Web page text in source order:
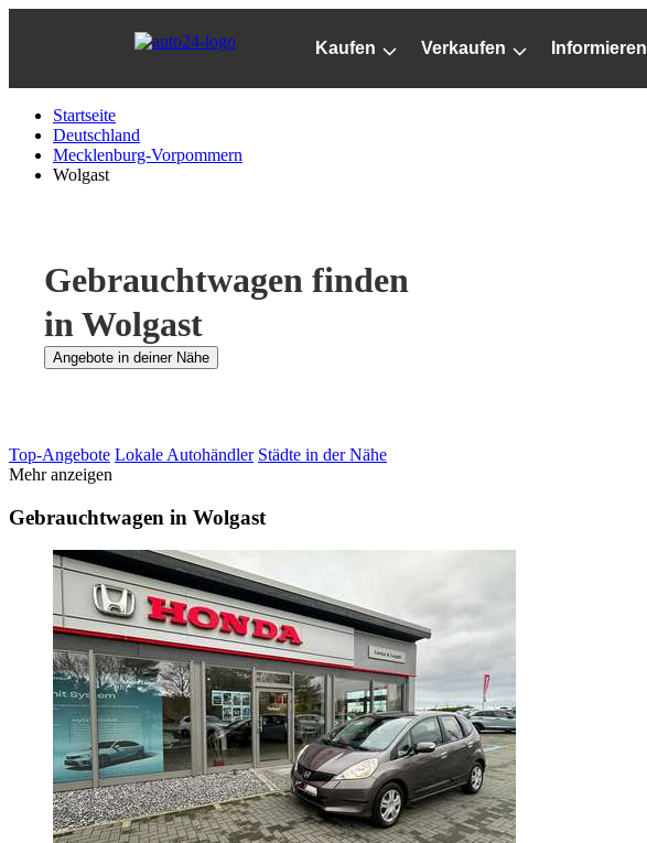
Kaufen Verkaufen Informieren
Startseite
Deutschland
Mecklenburg-Vorpommern
Wolgast
Gebrauchtwagen finden
in Wolgast
Angebote in deiner Nähe
Top-Angebote Lokale Autohändler Städte in der Nähe
Mehr anzeigen
Gebrauchtwagen in Wolgast